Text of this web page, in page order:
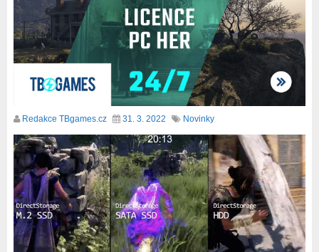
Redakce TBgames.cz 31. 3. 2022 Novinky